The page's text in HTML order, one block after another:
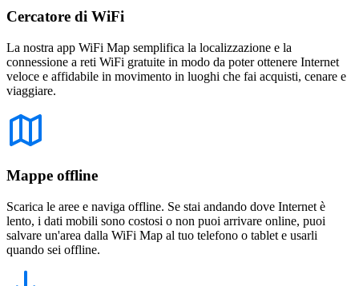
Cercatore di WiFi
La nostra app WiFi Map semplifica la localizzazione e la
connessione a reti WiFi gratuite in modo da poter ottenere Internet
veloce e affidabile in movimento in luoghi che fai acquisti, cenare e
viaggiare.
Mappe offline
Scarica le aree e naviga offline. Se stai andando dove Internet è
lento, i dati mobili sono costosi o non puoi arrivare online, puoi
salvare un'area dalla WiFi Map al tuo telefono o tablet e usarli
quando sei offline.